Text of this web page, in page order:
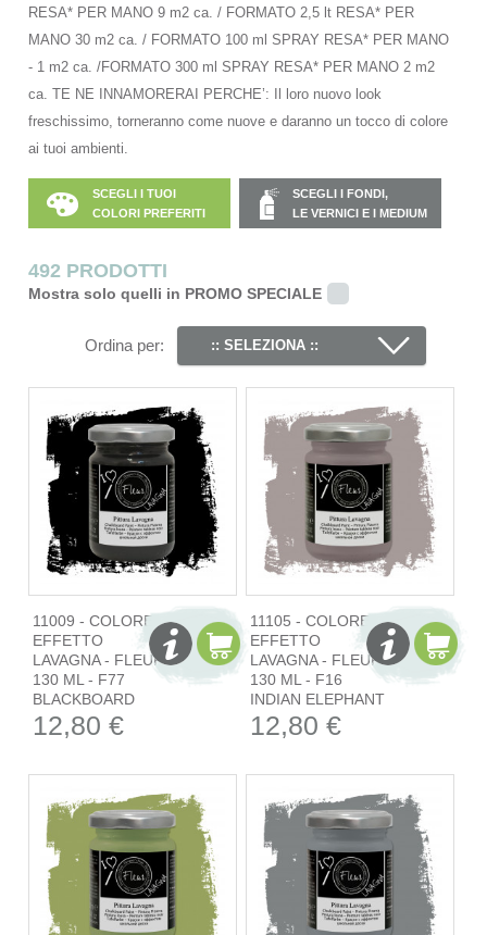
RESA* PER MANO 9 m2 ca. / FORMATO 2,5 lt RESA* PER
MANO 30 m2 ca. / FORMATO 100 ml SPRAY RESA* PER MANO
- 1 m2 ca. /FORMATO 300 ml SPRAY RESA* PER MANO 2 m2
ca. TE NE INNAMORERAI PERCHE’: Il loro nuovo look
freschissimo, torneranno come nuove e daranno un tocco di colore
ai tuoi ambienti.
SCEGLI I TUOI
COLORI PREFERITI
SCEGLI I FONDI,
LE VERNICI E I MEDIUM
492 PRODOTTI
Mostra solo quelli in PROMO SPECIALE
Ordina per: :: SELEZIONA ::
11009 - COLORE
EFFETTO
LAVAGNA - FLEUR
130 ML - F77
BLACKBOARD
12,80 €
11105 - COLORE
EFFETTO
LAVAGNA - FLEUR
130 ML - F16
INDIAN ELEPHANT
12,80 €